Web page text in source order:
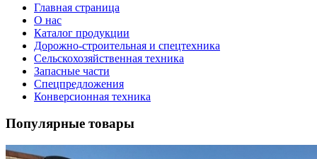
Главная страница
О нас
Каталог продукции
Дорожно-строительная и спецтехника
Сельскохозяйственная техника
Запасные части
Спецпредложения
Конверсионная техника
Популярные товары